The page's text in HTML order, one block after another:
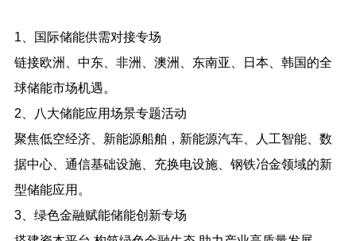
1、国际储能供需对接专场
链接欧洲、中东、非洲、澳洲、东南亚、日本、韩国的全
球储能市场机遇。
2、八大储能应用场景专题活动
聚焦低空经济、新能源船舶，新能源汽车、人工智能、数
据中心、通信基础设施、充换电设施、钢铁冶金领域的新
型储能应用。
3、绿色金融赋能储能创新专场